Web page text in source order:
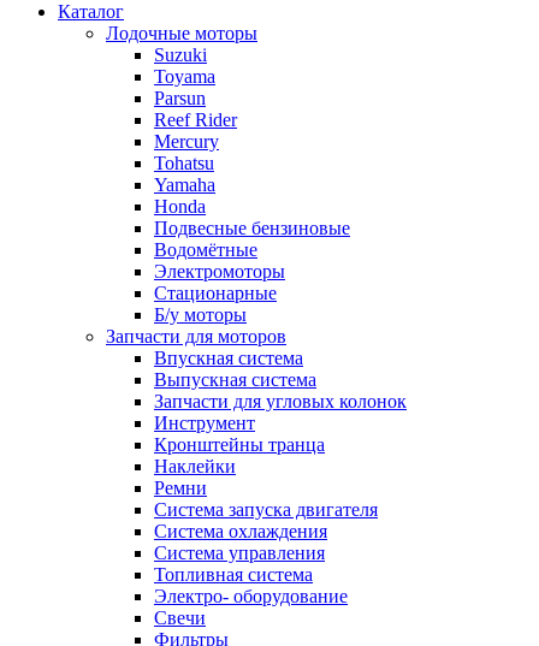
Каталог
Лодочные моторы
Suzuki
Toyama
Parsun
Reef Rider
Mercury
Tohatsu
Yamaha
Honda
Подвесные бензиновые
Водомётные
Электромоторы
Стационарные
Б/у моторы
Запчасти для моторов
Впускная система
Выпускная система
Запчасти для угловых колонок
Инструмент
Кронштейны транца
Наклейки
Ремни
Система запуска двигателя
Система охлаждения
Система управления
Топливная система
Электро- оборудование
Свечи
Фильтры